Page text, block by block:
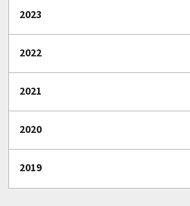
2023
2022
2021
2020
2019